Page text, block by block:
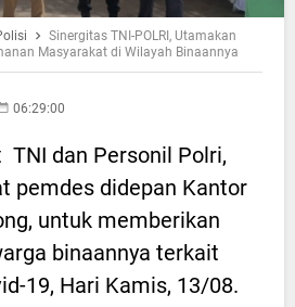
Sinergitas TNI-POLRI, Utamakan
Masyarakat di Wilayah Binaannya
06:29:00
TNI dan Personil Polri,
pemdes didepan Kantor
untuk memberikan
binaannya terkait
19, Hari Kamis, 13/08.